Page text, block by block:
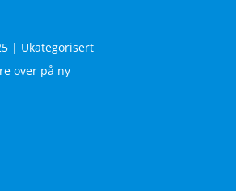
| Ukategorisert
over på ny